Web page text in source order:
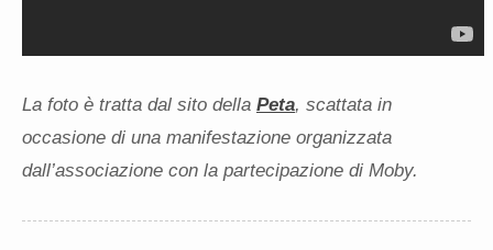
La foto è tratta dal sito della Peta, scattata in
occasione di una manifestazione organizzata
dall’associazione con la partecipazione di Moby.